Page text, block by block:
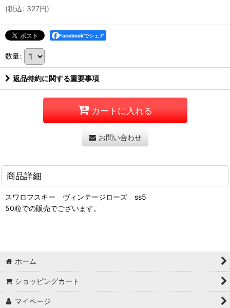
(税込: 327円)
Facebookでシェア
数量:
返品特約に関する重要事項
カートに入れる
お問い合わせ
商品詳細
スワロフスキー ヴィンテージローズ ss5
50粒での販売でございます。
ホーム
ショッピングカート
マイページ